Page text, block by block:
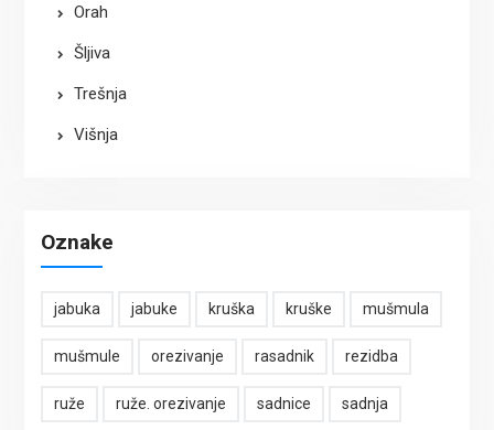
Orah
Šljiva
Trešnja
Višnja
Oznake
jabuka jabuke kruška kruške mušmula
mušmule orezivanje rasadnik rezidba
ruže ruže. orezivanje sadnice sadnja